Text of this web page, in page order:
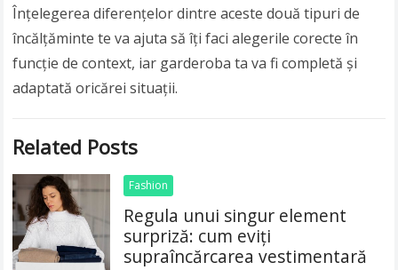
Înțelegerea diferențelor dintre aceste două tipuri de
încălțăminte te va ajuta să îți faci alegerile corecte în
funcție de context, iar garderoba ta va fi completă și
adaptată oricărei situații.
Related Posts
Fashion
Regula unui singur element
surpriză: cum eviți
supraîncărcarea vestimentară